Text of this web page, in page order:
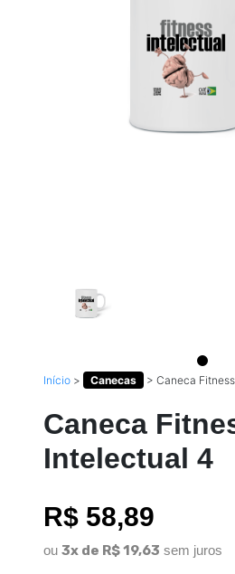
Início > Canecas > Caneca
Caneca
Intelectual 4
R$ 58,89
ou 3x de R$ 19,63 sem juros